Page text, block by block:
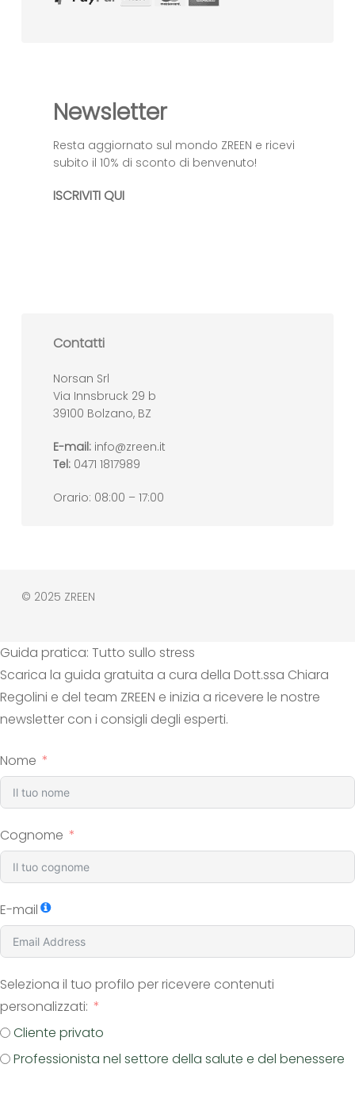
Newsletter
Resta aggiornato sul mondo ZREEN e ricevi
subito il 10% di sconto di benvenuto!
ISCRIVITI QUI
Contatti
Norsan Srl
Via Innsbruck 29 b
39100 Bolzano, BZ
E-mail: info@zreen.it
Tel: 0471 1817989
Orario: 08:00 – 17:00
© 2025 ZREEN
Guida pratica: Tutto sullo stress
Scarica la guida gratuita a cura della Dott.ssa Chiara
Regolini e del team ZREEN e inizia a ricevere le nostre
newsletter con i consigli degli esperti.
Nome
Cognome
E-mail
Seleziona il tuo profilo per ricevere contenuti
personalizzati:
Cliente privato
Professionista nel settore della salute e del benessere